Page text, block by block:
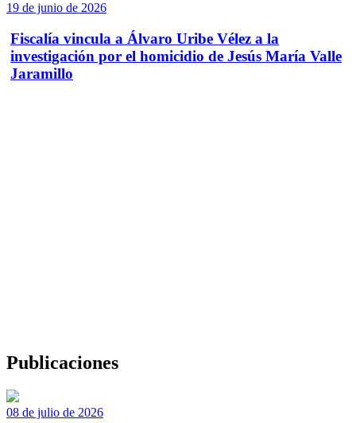
19 de junio de 2026
Fiscalía vincula a Álvaro Uribe Vélez a la
investigación por el homicidio de Jesús María Valle
Jaramillo
Publicaciones
08 de julio de 2026